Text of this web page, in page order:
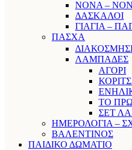
ΝΟΝΑ –
ΔΑΣΚΑΛΟΙ
ΓΙΑΓΙΑ –
ΠΑΣΧΑ
ΛΑΜΠΑΔΕΣ
ΑΓΟΡΙ
ΤΟ
ΣΕΤ
ΗΜΕΡΟΛΟΓΙΑ –
ΒΑΛΕΝΤΙΝΟΣ
ΠΑΙΔΙΚΟ ΔΩΜΑΤΙΟ